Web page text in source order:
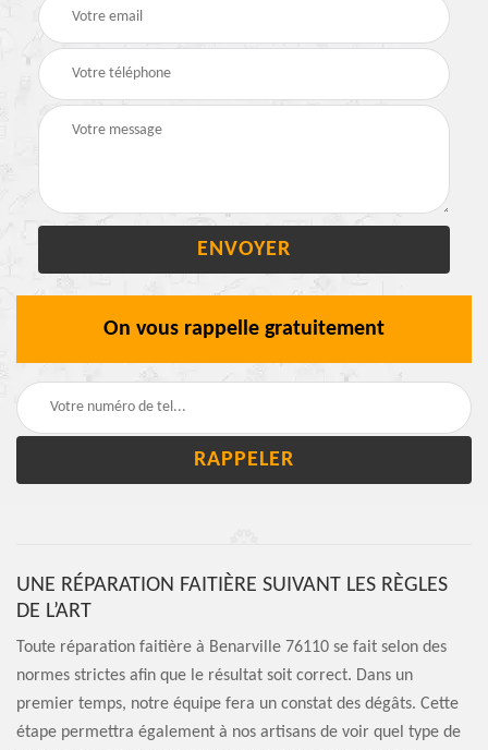
On vous rappelle gratuitement
UNE RÉPARATION FAITIÈRE SUIVANT LES RÈGLES
DE L’ART
Toute réparation faitière à Benarville 76110 se fait selon des
normes strictes afin que le résultat soit correct. Dans un
premier temps, notre équipe fera un constat des dégâts. Cette
étape permettra également à nos artisans de voir quel type de